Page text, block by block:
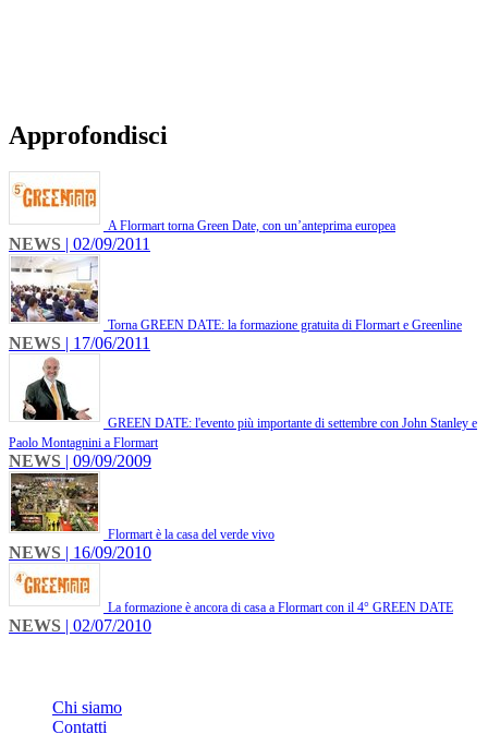
Approfondisci
A Flormart torna Green Date, con un’anteprima europea
NEWS | 02/09/2011
Torna GREEN DATE: la formazione gratuita di Flormart e Greenline
NEWS | 17/06/2011
GREEN DATE: l'evento più importante di settembre con John Stanley e
Paolo Montagnini a Flormart
NEWS | 09/09/2009
Flormart è la casa del verde vivo
NEWS | 16/09/2010
La formazione è ancora di casa a Flormart con il 4° GREEN DATE
NEWS | 02/07/2010
Chi siamo
Contatti